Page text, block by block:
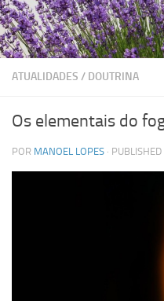
ATUALIDADES / DOUTRINA
Os elementais do
POR MANOEL LOPES · PUBLISHED